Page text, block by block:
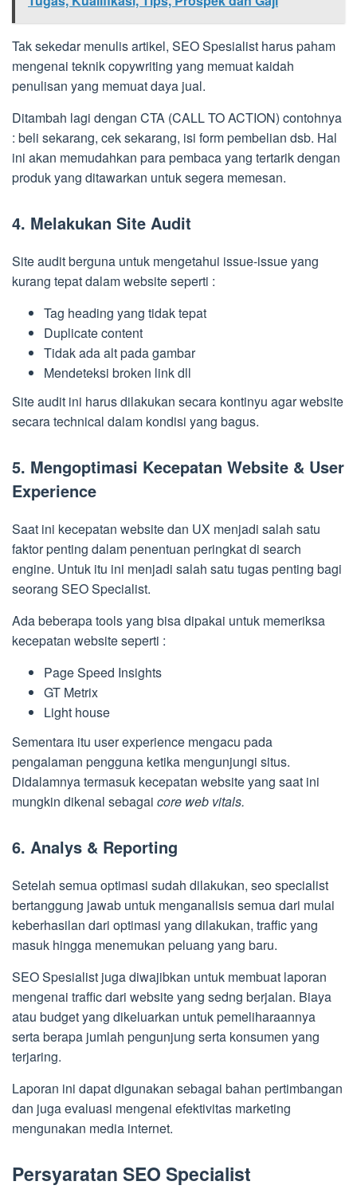
Tak sekedar menulis artikel, SEO Spesialist harus paham
mengenai teknik copywriting yang memuat kaidah
penulisan yang memuat daya jual.
Ditambah lagi dengan CTA (CALL TO ACTION) contohnya
: beli sekarang, cek sekarang, isi form pembelian dsb. Hal
ini akan memudahkan para pembaca yang tertarik dengan
produk yang ditawarkan untuk segera memesan.
4. Melakukan Site Audit
Site audit berguna untuk mengetahui issue-issue yang
kurang tepat dalam website seperti :
Tag heading yang tidak tepat
Duplicate content
Tidak ada alt pada gambar
Mendeteksi broken link dll
Site audit ini harus dilakukan secara kontinyu agar website
secara technical dalam kondisi yang bagus.
5. Mengoptimasi Kecepatan Website & User
Experience
Saat ini kecepatan website dan UX menjadi salah satu
faktor penting dalam penentuan peringkat di search
engine. Untuk itu ini menjadi salah satu tugas penting bagi
seorang SEO Specialist.
Ada beberapa tools yang bisa dipakai untuk memeriksa
kecepatan website seperti :
Page Speed Insights
GT Metrix
Light house
Sementara itu user experience mengacu pada
pengalaman pengguna ketika mengunjungi situs.
Didalamnya termasuk kecepatan website yang saat ini
mungkin dikenal sebagai core web vitals.
6. Analys & Reporting
Setelah semua optimasi sudah dilakukan, seo specialist
bertanggung jawab untuk menganalisis semua dari mulai
keberhasilan dari optimasi yang dilakukan, traffic yang
masuk hingga menemukan peluang yang baru.
SEO Spesialist juga diwajibkan untuk membuat laporan
mengenai traffic dari website yang sedng berjalan. Biaya
atau budget yang dikeluarkan untuk pemeliharaannya
serta berapa jumlah pengunjung serta konsumen yang
terjaring.
Laporan ini dapat digunakan sebagai bahan pertimbangan
dan juga evaluasi mengenai efektivitas marketing
mengunakan media internet.
Persyaratan SEO Specialist